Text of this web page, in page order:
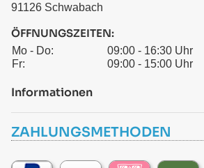
91126 Schwabach
ÖFFNUNGSZEITEN:
Mo - Do:
09:00 - 16:30 Uhr
Fr:
09:00 - 15:00 Uhr
Informationen
ZAHLUNGSMETHODEN